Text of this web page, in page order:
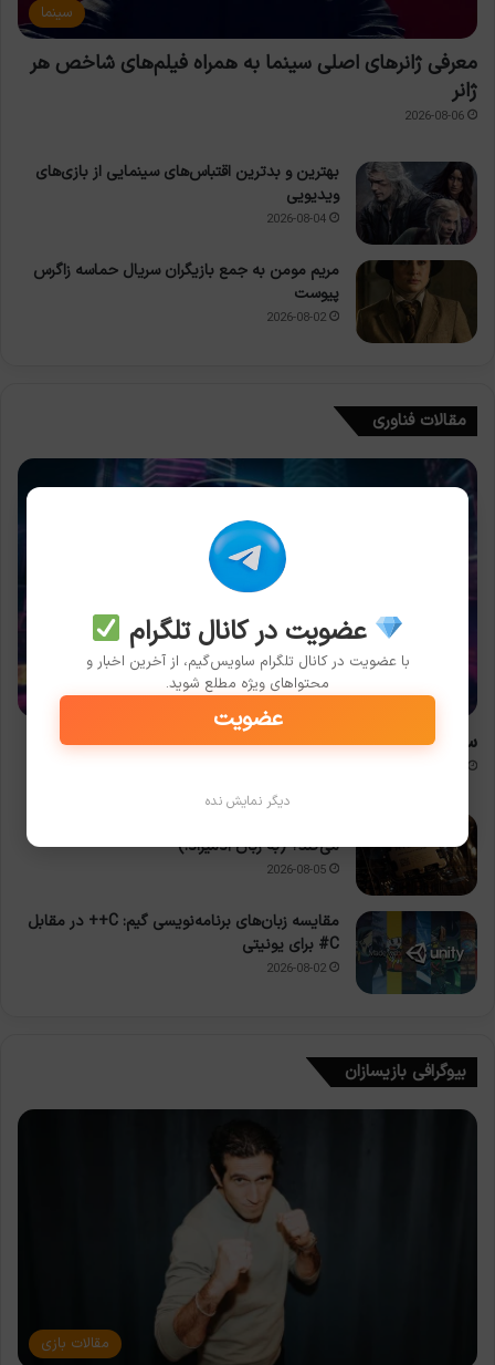
سینما
معرفی ژانرهای اصلی سینما به همراه فیلم‌های شاخص هر
ژانر
2026-08-06
بهترین و بدترین اقتباس‌های سینمایی از بازی‌های
ویدیویی
2026-08-04
مریم مومن به جمع بازیگران سریال حماسه زاگرس
پیوست
2026-08-02
مقالات فناوری
فناوری
سیر تکنولوژی‌های مرده و احیاشده در تاریخ گیم و سینما
می‌کند؟ (به زبان آدمیزاد!)
2026-08-05
مقایسه زبان‌های برنامه‌نویسی گیم: C++ در مقابل
C# برای یونیتی
2026-08-02
بیوگرافی بازیسازان
مقالات بازی
عضویت در کانال تلگرام
با عضویت در کانال تلگرام ساویس‌گیم، از آخرین اخبار و
محتواهای ویژه مطلع شوید.
عضویت
دیگر نمایش نده